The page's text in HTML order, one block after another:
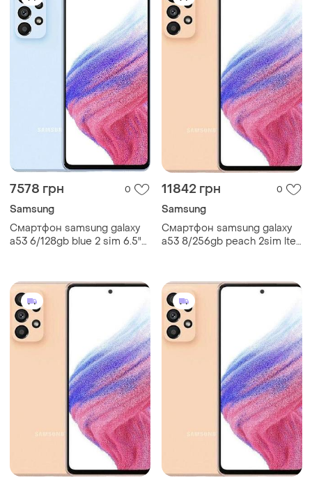
7578 грн 0
Samsung
Смартфон samsung galaxy
a53 6/128gb blue 2 sim 6.5"
11842 грн 0
Samsung
Смартфон samsung galaxy
a53 8/256gb peach 2sim lte